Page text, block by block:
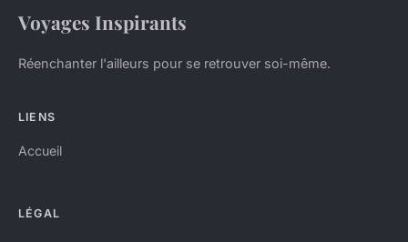
Voyages Inspirants
Réenchanter l'ailleurs pour se retrouver soi-même.
LIENS
Accueil
LÉGAL